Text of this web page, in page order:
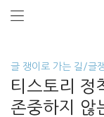
글 쟁이로 가는 길/글
티스토리 정
존중하지 않